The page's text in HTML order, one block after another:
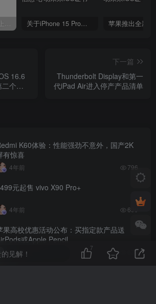
越南苹果在线商店上线 买一部iPhone 14需要多少钱？ 关于iPhone 15 Pro的存储和内存 你需要知道这些信息
16.6
个测
下一篇
Thunderbolt Display和第一
代iPad Air进入停产产品清单
K60体验：性能强劲不意外，国产2K
有惊喜
4年前 796
元起售 vivo X90 Pro+
4年前 699
果高校优惠活动公布：买指定款产品送
或Apple Pencil
3年前 630
见解！
7